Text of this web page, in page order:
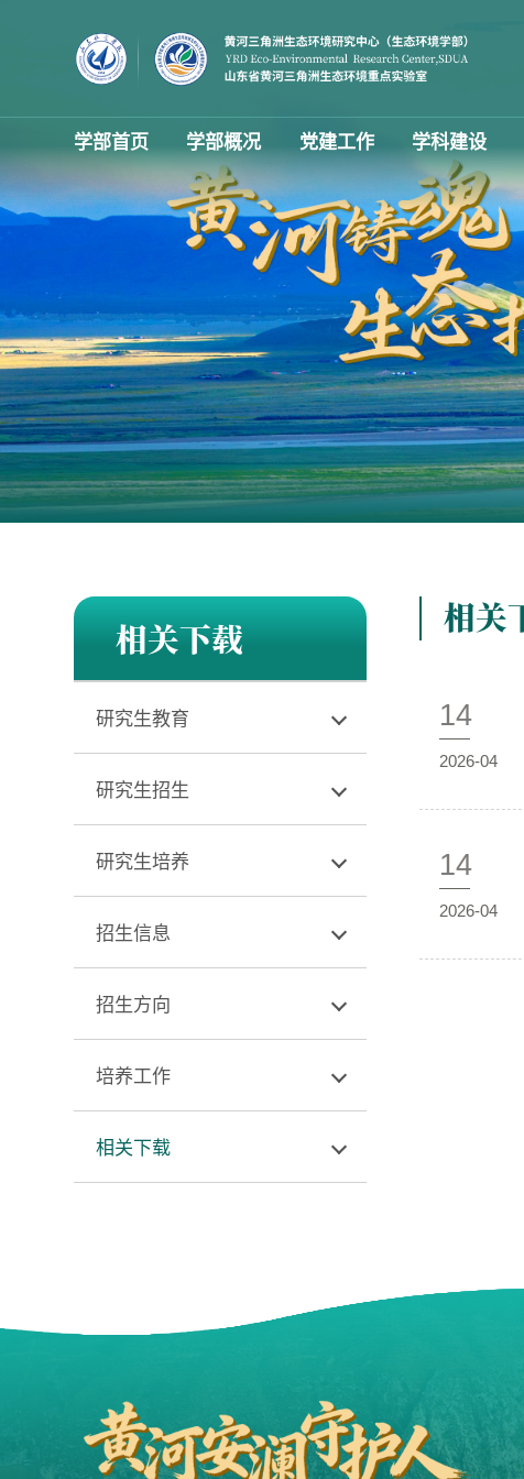
学部首页 学部概况 党建工作 学科建设
相关下载
研究生教育
研究生招生
研究生培养
招生信息
招生方向
培养工作
相关下载
相关
14
2026-04
14
2026-04